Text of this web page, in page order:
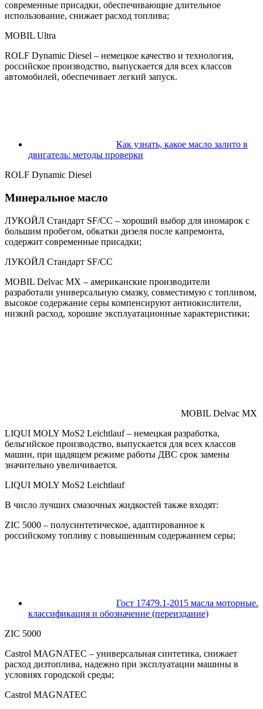
современные присадки, обеспечивающие длительное
использование, снижает расход топлива;
MOBIL Ultra
ROLF Dynamic Diesel – немецкое качество и технология,
российское производство, выпускается для всех классов
автомобилей, обеспечивает легкий запуск.
Как узнать, какое масло залито в
двигатель: методы проверки
ROLF Dynamic Diesel
Минеральное масло
ЛУКОЙЛ Стандарт SF/CC – хороший выбор для иномарок с
большим пробегом, обкатки дизеля после капремонта,
содержит современные присадки;
ЛУКОЙЛ Стандарт SF/CC
MOBIL Delvac MX – американские производители
разработали универсальную смазку, совместимую с топливом,
высокое содержание серы компенсируют антиокислители,
низкий расход, хорошие эксплуатационные характеристики;
MOBIL Delvac MX
LIQUI MOLY MoS2 Leichtlauf – немецкая разработка,
бельгийское производство, выпускается для всех классов
машин, при щадящем режиме работы ДВС срок замены
значительно увеличивается.
LIQUI MOLY MoS2 Leichtlauf
В число лучших смазочных жидкостей также входят:
ZIC 5000 – полусинтетическое, адаптированное к
российскому топливу с повышенным содержанием серы;
Гост 17479.1-2015 масла моторные.
классификация и обозначение (переиздание)
ZIC 5000
Castrol MAGNATEC – универсальная синтетика, снижает
расход дизтоплива, надежно при эксплуатации машины в
условиях городской среды;
Castrol MAGNATEC